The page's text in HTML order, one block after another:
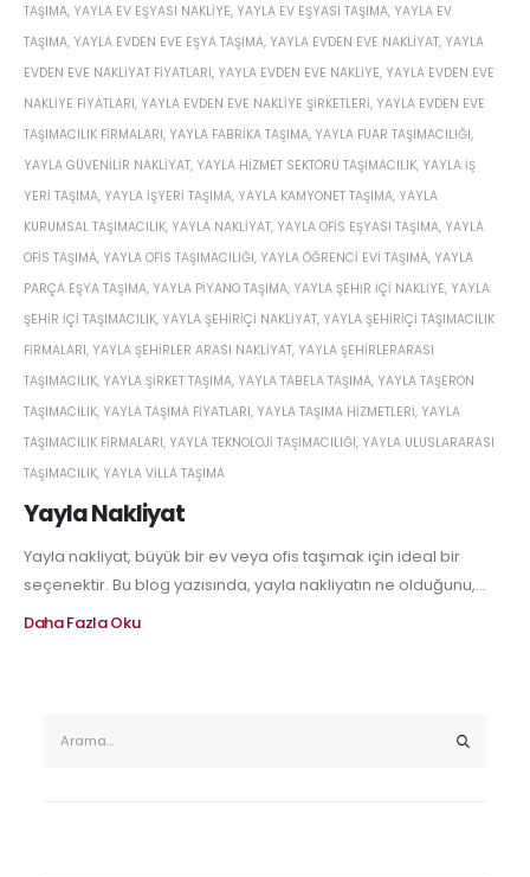
Yayla Nakliyat
TAŞIMA, YAYLA EV EŞYASI NAKLIYE, YAYLA EV EŞYASI TAŞIMA, YAYLA EV
TAŞIMA, YAYLA EVDEN EVE EŞYA TAŞIMA, YAYLA EVDEN EVE NAKLIYAT, YAYLA
EVDEN EVE NAKLIYAT FIYATLARI, YAYLA EVDEN EVE NAKLIYE, YAYLA EVDEN EVE
NAKLIYE FIYATLARI, YAYLA EVDEN EVE NAKLIYE ŞIRKETLERI, YAYLA EVDEN EVE
TAŞIMACILIK FIRMALARI, YAYLA FABRIKA TAŞIMA, YAYLA FUAR TAŞIMACILIĞI,
YAYLA GÜVENILIR NAKLIYAT, YAYLA HIZMET SEKTÖRÜ TAŞIMACILIK, YAYLA IŞ
YERI TAŞIMA, YAYLA IŞYERI TAŞIMA, YAYLA KAMYONET TAŞIMA, YAYLA
KURUMSAL TAŞIMACILIK, YAYLA NAKLIYAT, YAYLA OFIS EŞYASI TAŞIMA, YAYLA
OFIS TAŞIMA, YAYLA OFIS TAŞIMACILIĞI, YAYLA ÖĞRENCI EVI TAŞIMA, YAYLA
PARÇA EŞYA TAŞIMA, YAYLA PIYANO TAŞIMA, YAYLA ŞEHIR IÇI NAKLIYE, YAYLA
ŞEHIR IÇI TAŞIMACILIK, YAYLA ŞEHIRIÇI NAKLIYAT, YAYLA ŞEHIRIÇI TAŞIMACILIK
FIRMALARI, YAYLA ŞEHIRLER ARASI NAKLIYAT, YAYLA ŞEHIRLERARASI
TAŞIMACILIK, YAYLA ŞIRKET TAŞIMA, YAYLA TABELA TAŞIMA, YAYLA TAŞERON
TAŞIMACILIK, YAYLA TAŞIMA FIYATLARI, YAYLA TAŞIMA HIZMETLERI, YAYLA
TAŞIMACILIK FIRMALARI, YAYLA TEKNOLOJI TAŞIMACILIĞI, YAYLA ULUSLARARASI
TAŞIMACILIK, YAYLA VILLA TAŞIMA
Yayla nakliyat, büyük bir ev veya ofis taşımak için ideal bir
seçenektir. Bu blog yazısında, yayla nakliyatın ne olduğunu,...
Daha Fazla Oku